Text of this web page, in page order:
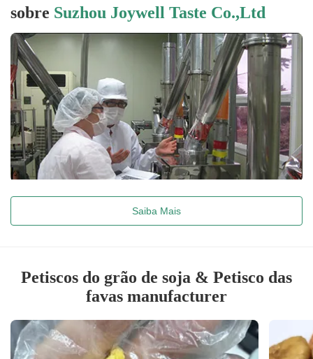
sobre Suzhou Joywell Taste Co.,Ltd
Saiba Mais
Petiscos do grão de soja & Petisco das
favas manufacturer